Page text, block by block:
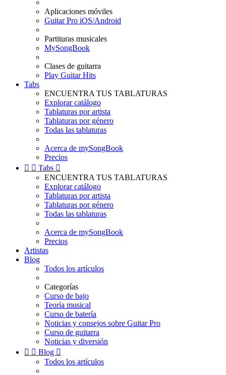
Aplicaciones móviles
Guitar Pro iOS/Android
Partituras musicales
MySongBook
Clases de guitarra
Play Guitar Hits
Tabs
ENCUENTRA TUS TABLATURAS
Explorar catálogo
Tablaturas por artista
Tablaturas por género
Todas las tablaturas
Acerca de mySongBook
Precios
  Tabs 
ENCUENTRA TUS TABLATURAS
Explorar catálogo
Tablaturas por artista
Tablaturas por género
Todas las tablaturas
Acerca de mySongBook
Precios
Artistas
Blog
Todos los artículos
Categorías
Curso de bajo
Teoría musical
Curso de batería
Noticias y consejos sobre Guitar Pro
Curso de guitarra
Noticias y diversión
  Blog 
Todos los artículos